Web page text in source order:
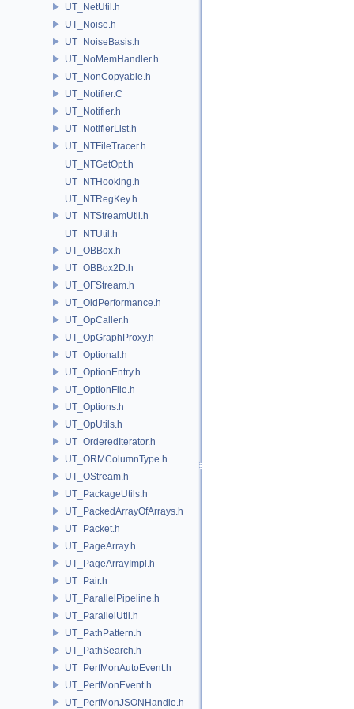
UT_NetUtil.h
UT_Noise.h
UT_NoiseBasis.h
UT_NoMemHandler.h
UT_NonCopyable.h
UT_Notifier.C
UT_Notifier.h
UT_NotifierList.h
UT_NTFileTracer.h
UT_NTGetOpt.h
UT_NTHooking.h
UT_NTRegKey.h
UT_NTStreamUtil.h
UT_NTUtil.h
UT_OBBox.h
UT_OBBox2D.h
UT_OFStream.h
UT_OldPerformance.h
UT_OpCaller.h
UT_OpGraphProxy.h
UT_Optional.h
UT_OptionEntry.h
UT_OptionFile.h
UT_Options.h
UT_OpUtils.h
UT_OrderedIterator.h
UT_ORMColumnType.h
UT_OStream.h
UT_PackageUtils.h
UT_PackedArrayOfArrays.h
UT_Packet.h
UT_PageArray.h
UT_PageArrayImpl.h
UT_Pair.h
UT_ParallelPipeline.h
UT_ParallelUtil.h
UT_PathPattern.h
UT_PathSearch.h
UT_PerfMonAutoEvent.h
UT_PerfMonEvent.h
UT_PerfMonJSONHandle.h